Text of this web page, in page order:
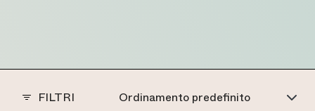
FILTRI